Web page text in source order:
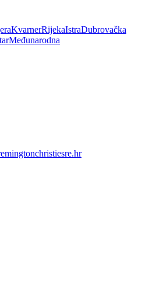
KvarnerRijekaIstraDubrovačka
Međunarodna